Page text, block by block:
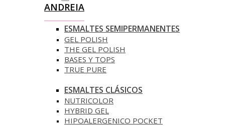
ANDREIA
ESMALTES SEMIPERMANENTES
GEL POLISH
THE GEL POLISH
BASES Y‎ TOPS
TRUE PURE
ESMALTES CLÁSICOS
NUTRICOLOR
HYBRID GEL
HIPOALERGENICO POCKET